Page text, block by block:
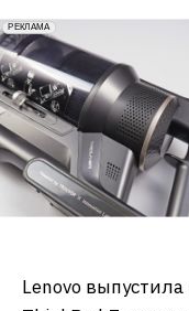
erid: 2VfnxxmNzs5
РЕКЛАМА
Lenovo